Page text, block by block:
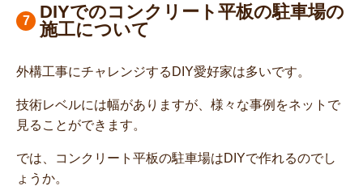
DIYでのコンクリート平板の駐車場の
施工について
外構工事にチャレンジするDIY愛好家は多いです。
技術レベルには幅がありますが、様々な事例をネットで
見ることができます。
では、コンクリート平板の駐車場はDIYで作れるのでし
ょうか。